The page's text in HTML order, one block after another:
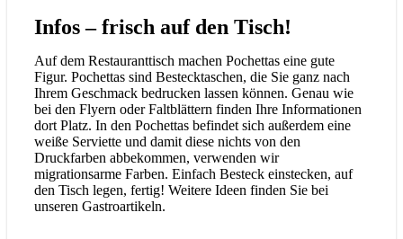
Infos – frisch auf den Tisch!
Auf dem Restauranttisch machen Pochettas eine gute
Figur. Pochettas sind Bestecktaschen, die Sie ganz nach
Ihrem Geschmack bedrucken lassen können. Genau wie
bei den Flyern oder Faltblättern finden Ihre Informationen
dort Platz. In den Pochettas befindet sich außerdem eine
weiße Serviette und damit diese nichts von den
Druckfarben abbekommen, verwenden wir
migrationsarme Farben. Einfach Besteck einstecken, auf
den Tisch legen, fertig! Weitere Ideen finden Sie bei
unseren Gastroartikeln.